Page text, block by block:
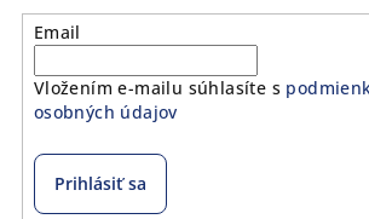
Email
Vložením e-mailu súhlasíte s
osobných údajov
Prihlásiť sa